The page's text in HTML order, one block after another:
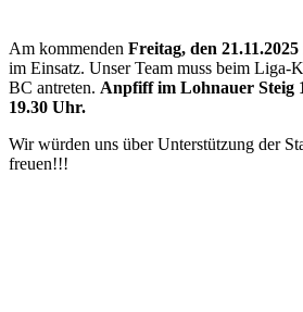
Am kommenden Freitag, den 21.11.2025
im Einsatz. Unser Team muss beim Liga-
BC antreten. Anpfiff im Lohnauer Steig
19.30 Uhr.
Wir würden uns über Unterstützung der
freuen!!!